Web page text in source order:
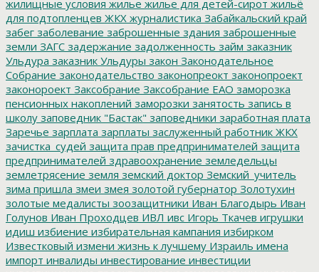
жилищные условия жилье жилье для детей-сирот жильё
для подтопленцев ЖКХ журналистика Забайкальский край
забег заболевание заброшенные здания заброшенные
земли ЗАГС задержание задолженность займ заказник
Ульдура заказник Ульдуры закон Законодательное
Собрание законодательство законопреокт законопроект
законороект Заксобрание Заксобрание ЕАО заморозка
пенсионных накоплений заморозки занятость запись в
школу заповедник "Бастак" заповедники заработная плата
Заречье зарплата зарплаты заслуженный работник ЖКХ
зачистка_судей защита прав предпринимателей защита
предпринимателей здравоохранение земледельцы
землетрясение земля земский доктор Земский_учитель
зима пришла змеи змея золотой губернатор Золотухин
золотые медалисты зоозащитники Иван Благодырь Иван
Голунов Иван Проходцев ИВЛ ивс Игорь Ткачев игрушки
идиш избиение избирательная кампания избирком
Известковый измени жизнь к лучшему Израиль имена
импорт инвалиды инвестирование инвестиции